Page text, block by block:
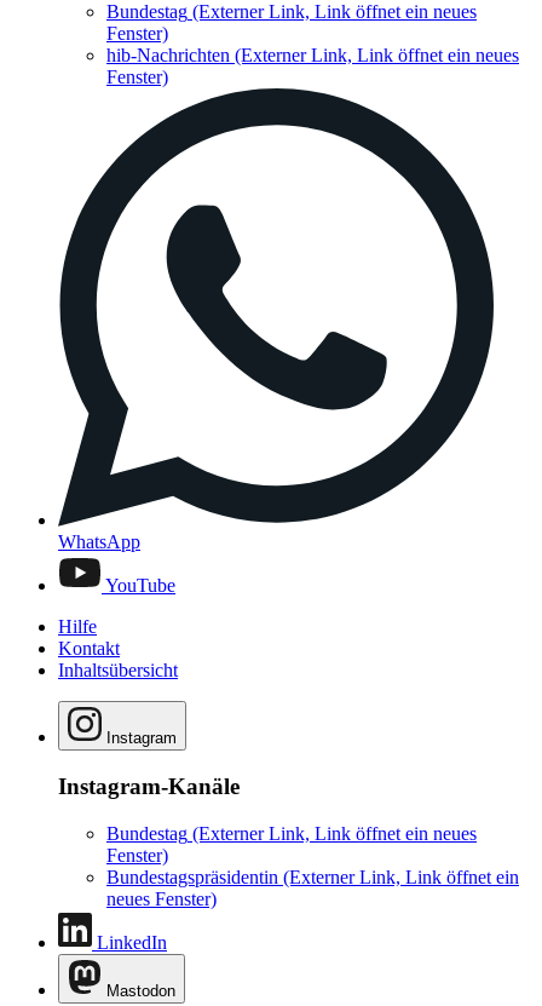
Bundestag (Externer Link, Link öffnet ein neues
Fenster)
hib-Nachrichten (Externer Link, Link öffnet ein neues
Fenster)
WhatsApp
YouTube
Hilfe
Kontakt
Inhaltsübersicht
Instagram
Instagram-Kanäle
Bundestag (Externer Link, Link öffnet ein neues
Fenster)
Bundestagspräsidentin (Externer Link, Link öffnet ein
neues Fenster)
LinkedIn
Mastodon